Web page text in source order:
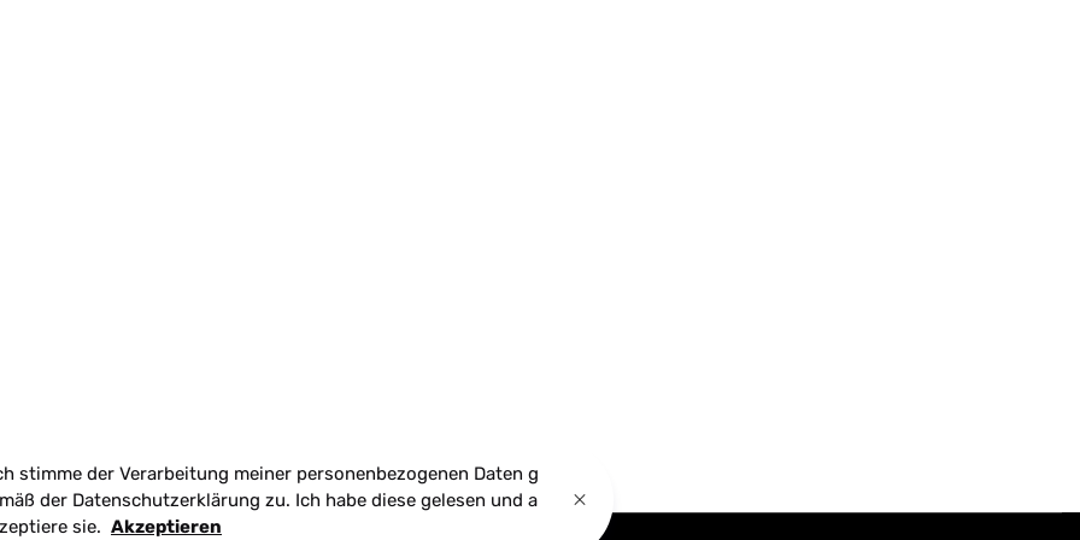
stimme der Verarbeitung meiner personenbezogenen Daten g
der Datenschutzerklärung zu. Ich habe diese gelesen und a
sie. Akzeptieren